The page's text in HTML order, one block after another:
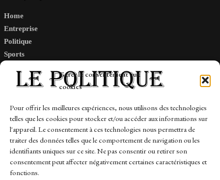
Gérer le consentement aux
cookies
Pour offrir les meilleures expériences, nous utilisons des technologies
telles que les cookies pour stocker et/ou accéder aux informations sur
l'appareil. Le consentement à ces technologies nous permettra de
traiter des données telles que le comportement de navigation ou les
identifiants uniques sur ce site. Ne pas consentir ou retirer son
consentement peut affecter négativement certaines caractéristiques et
fonctions.
Home
Entreprise
Politique
Sports
Links
Contact
Sitemap